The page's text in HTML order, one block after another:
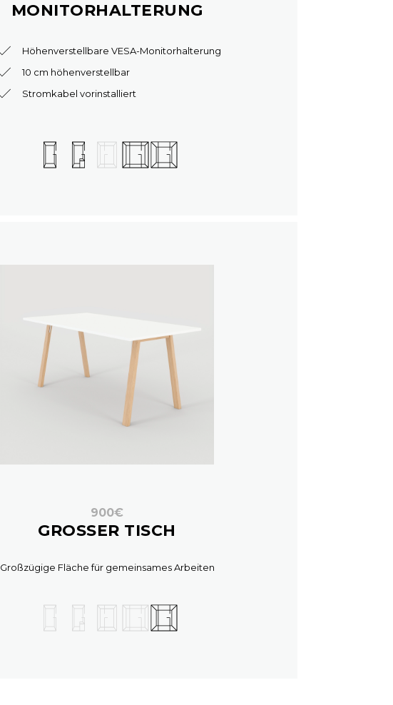
MONITORHALTERUNG
Höhenverstellbare VESA-Monitorhalterung
10 cm höhenverstellbar
Stromkabel vorinstalliert
900€
GROSSER TISCH
Großzügige Fläche für gemeinsames Arbeiten